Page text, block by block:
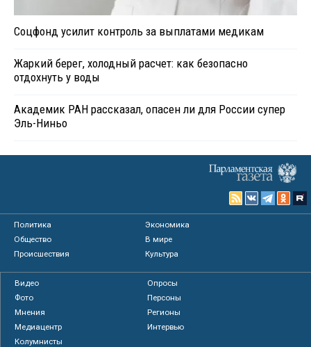
Соцфонд усилит контроль за выплатами медикам
Жаркий берег, холодный расчет: как безопасно
отдохнуть у воды
Академик РАН рассказал, опасен ли для России супер
Эль-Ниньо
Политика
Экономика
Общество
В мире
Происшествия
Культура
Видео
Опросы
Фото
Персоны
Мнения
Регионы
Медиацентр
Интервью
Колумнисты